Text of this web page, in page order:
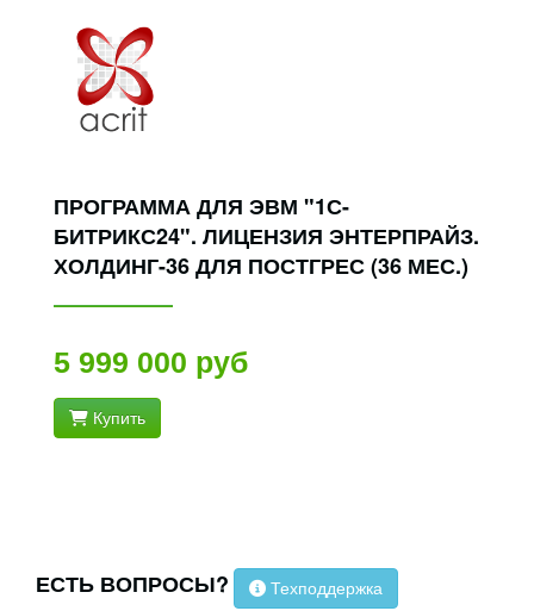
ПРОГРАММА ДЛЯ ЭВМ "1С-
БИТРИКС24". ЛИЦЕНЗИЯ ЭНТЕРПРАЙЗ.
ХОЛДИНГ-36 ДЛЯ ПОСТГРЕС (36 МЕС.)
5 999 000 руб
Купить
ЕСТЬ ВОПРОСЫ? Техподдержка